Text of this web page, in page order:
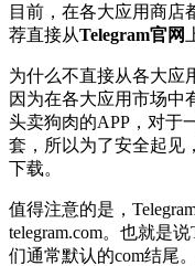
目前，在各大应用商店
荐直接从Telegram官网
为什么不直接从各大应
因为在各大应用市场中
头卖狗肉的APP，对于
套，所以为了安全起见
下载。
值得注意的是，
telegram.com。也就是
们通常默认的com结尾